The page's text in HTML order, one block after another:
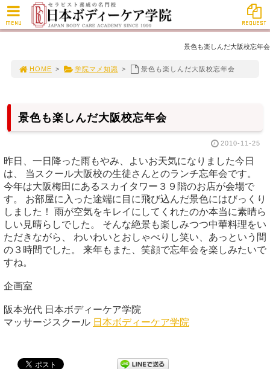
景色も楽しんだ大阪校忘年会
HOME > 学院マメ知識 > 景色も楽しんだ大阪校忘年会
景色も楽しんだ大阪校忘年会
2010-11-25
昨日、一日降った雨もやみ、よいお天気になりました今日
は、 当スクール大阪校の生徒さんとのランチ忘年会です。
今年は大阪梅田にあるスカイタワー３９階のお店が会場で
す。 お部屋に入った途端に目に飛び込んだ景色にはびっくり
しました！ 雨が空気をキレイにしてくれたのか本当に素晴ら
しい見晴らしでした。 そんな絶景も楽しみつつ中華料理をい
ただきながら、 わいわいとおしゃべりし笑い、あっという間
の３時間でした。 来年もまた、笑顔で忘年会を楽しみたいで
すね。
企画室
阪本光代 日本ボディーケア学院
マッサージスクール 日本ボディーケア学院
MENU REQUEST